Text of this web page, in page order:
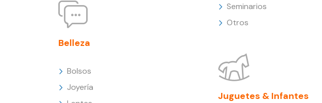
Belleza
Bolsos
Joyería
Seminarios
Otros
Juguetes & Infantes